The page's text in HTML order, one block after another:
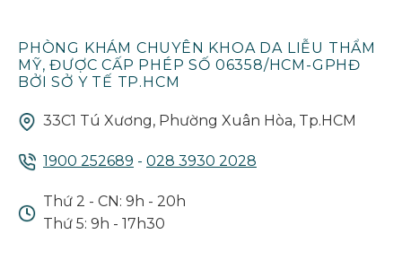
PHÒNG KHÁM CHUYÊN KHOA DA LIỄU THẨM
MỸ, ĐƯỢC CẤP PHÉP SỐ 06358/HCM-GPHĐ
BỞI SỞ Y TẾ TP.HCM
33C1 Tú Xương, Phường Xuân Hòa, Tp.HCM
1900 252689 - 028 3930 2028
Thứ 2 - CN: 9h - 20h
Thứ 5: 9h - 17h30